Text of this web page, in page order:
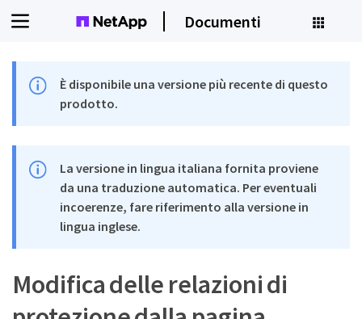
Documenti
È disponibile una versione più recente di questo
prodotto.
La versione in lingua italiana fornita proviene
da una traduzione automatica. Per eventuali
incoerenze, fare riferimento alla versione in
lingua inglese.
Modifica delle relazioni di